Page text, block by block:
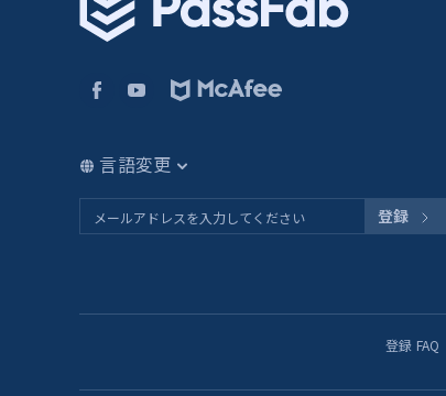
言語変更
登録
登録 FAQ